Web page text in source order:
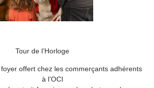
Tour de l’Horloge
offert chez les commerçants adhérents
à l’OCI